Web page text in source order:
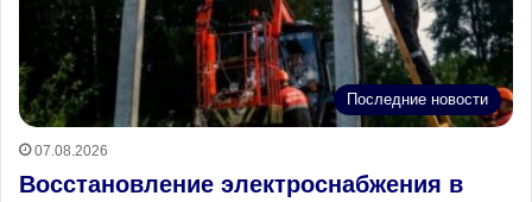
Последние новости
07.08.2026
Восстановление электроснабжения в